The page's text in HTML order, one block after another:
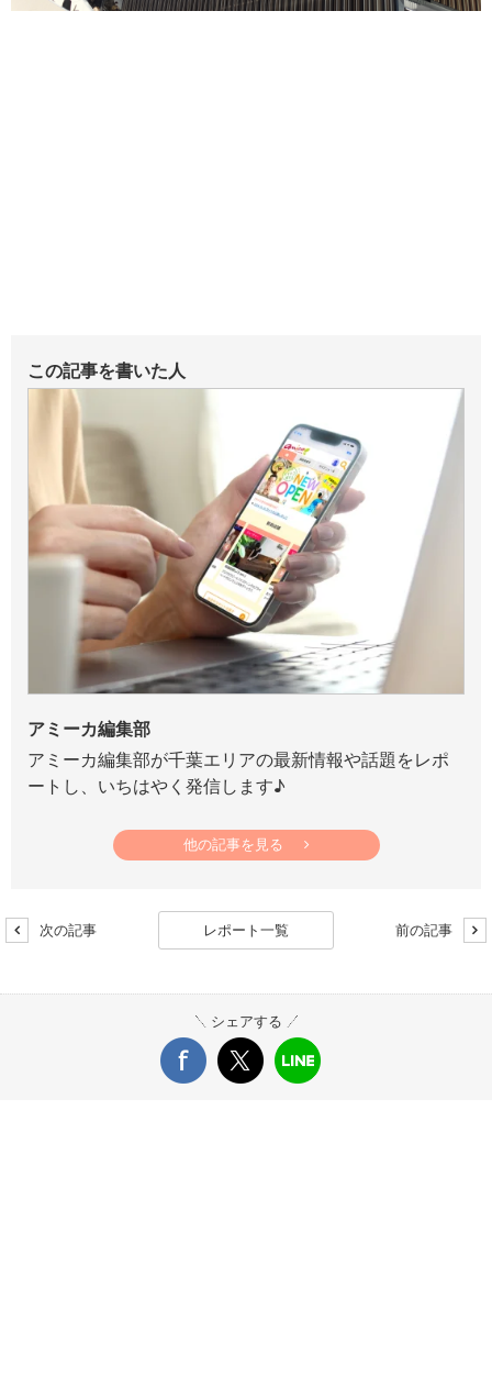
この記事を書いた人
アミーカ編集部
アミーカ編集部が千葉エリアの最新情報や話題をレポ
ートし、いちはやく発信します♪
他の記事を見る
次の記事 レポート一覧 前の記事
シェアする